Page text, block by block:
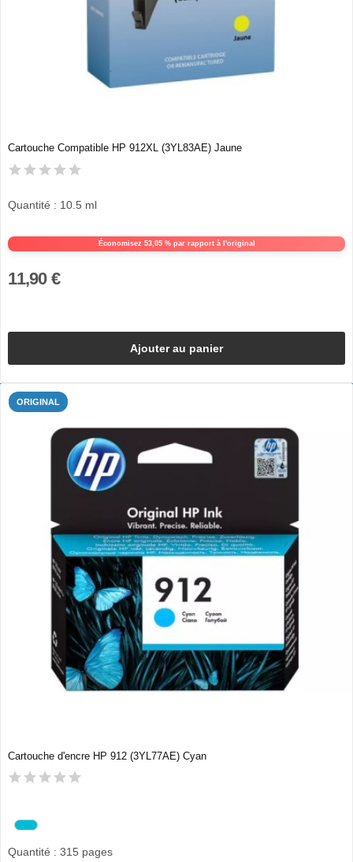
Cartouche Compatible HP 912XL (3YL83AE) Jaune
Économisez 53,05 % par rapport à l'original
Quantité : 10.5 ml
11,90 €
Ajouter au panier
ORIGINAL
Cartouche d'encre HP 912 (3YL77AE) Cyan
Quantité : 315 pages